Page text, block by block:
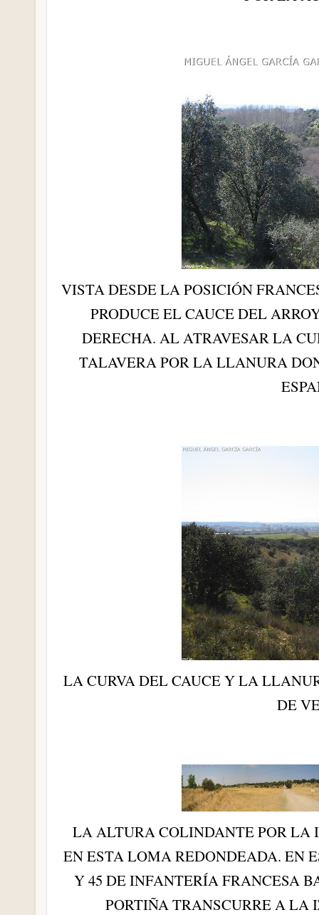
VISTA DESDE LA POSICIÓN
PRODUCE EL CAUCE DEL
DERECHA. AL ATRAVESAR LA
TALAVERA POR LA LLANURA
LA CURVA DEL CAUCE Y LA
DE
LA ALTURA COLINDANTE POR LA
EN ESTA LOMA REDONDEADA. EN
Y 45 DE INFANTERÍA FRANCESA
PORTIÑA TRANSCURRE A